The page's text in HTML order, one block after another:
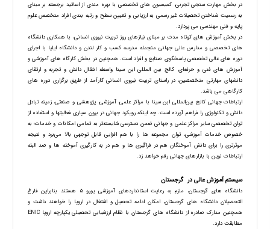
در بخش مهارت سنجی تجربی، کمیسیون های تخصصی با بهره مندی از اساتید برجسته بر مبنای
به رسمیت شناختن تحصیلات غیر رسمی به ارزیابی و تعیین سطح و رتبه بندی افراد متخصص علوم
پایه و فنی مهندسی می پردازد.
در بخش آموزش های کوتاه مدت بر مبنای نیازهای روز تربیت نیروی انسانی، با همکاری دانشگاه
های تخصصی و مدارس عالی جهانی منجمله مدرسه کسب و کار لندن و دانشگاه ایلیا با اجرای
دوره های عالی تخصصی پاسخگوی صنایع و افراد است. همچنین در بخش کارگاه های آموزشی و
آموزش های فنی و حرفه‌ای، کالج بین المللی ابن سینا واسطه انتقال دانش و تجربه و ارتقای
دانشهای مهارتی متخصصین، در راستای تربیت نیروی انسانی کارآمد از طریق برگزاری دوره های
کارگاهی می باشد.
ارتباطات جهانی کالج بین‌المللی ابن سینا با مراکز علمی، آموزشی، پژوهشی و صنعتی، زمینه تبادل
دانش و تکنولوژی را فراهم آورده است. چه اینکه رویکرد جهانی در برون سپاری فعالیتها و استفاده از
توان تخصصی سایر مراکز علمی و جهانی ضمن دسترسی شایسته‌تر به تمامی امکانات و خدمات؛ به
خصوص خدمات آموزشی، توان مجموعه ها را با هم افزایی قابل توجهی بالا می‌برد و نتیجه
موثرتری را برای دانش آموختگان هم در فراگیری ها و هم در به کارگیری آموخته ها و صد البته
ارتباطات نوین با بازارهای جهانی رقم خواهد زد.
سیستم آموزش عالی در گرجستان
دانشگاه های گرجستان، ملزم به رعایت استانداردهای آموزشی یورو ۵ هستند بنابراین فارغ
التحصیلان دانشگاه های گرجستان، امکان ادامه تحصیل و اشتغال در اروپا را خواهند داشت و
همچنین مدارک صادره از دانشگاه های گرجستان با نظام ارزشیابی تحصیلی یکپارچه اروپا ENIC
مطابقت دارد.